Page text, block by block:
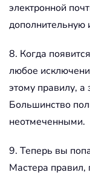
электронной
8. Когда
любое
этому правилу,
Большинство
неотмеченными.
9. Теперь вы
Мастера правил,